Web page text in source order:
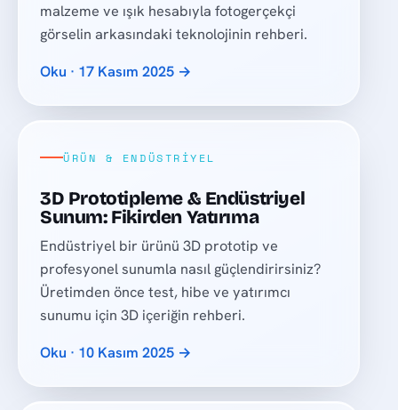
malzeme ve ışık hesabıyla fotogerçekçi
görselin arkasındaki teknolojinin rehberi.
Oku · 17 Kasım 2025 →
ÜRÜN & ENDÜSTRIYEL
3D Prototipleme & Endüstriyel
Sunum: Fikirden Yatırıma
Endüstriyel bir ürünü 3D prototip ve
profesyonel sunumla nasıl güçlendirirsiniz?
Üretimden önce test, hibe ve yatırımcı
sunumu için 3D içeriğin rehberi.
Oku · 10 Kasım 2025 →